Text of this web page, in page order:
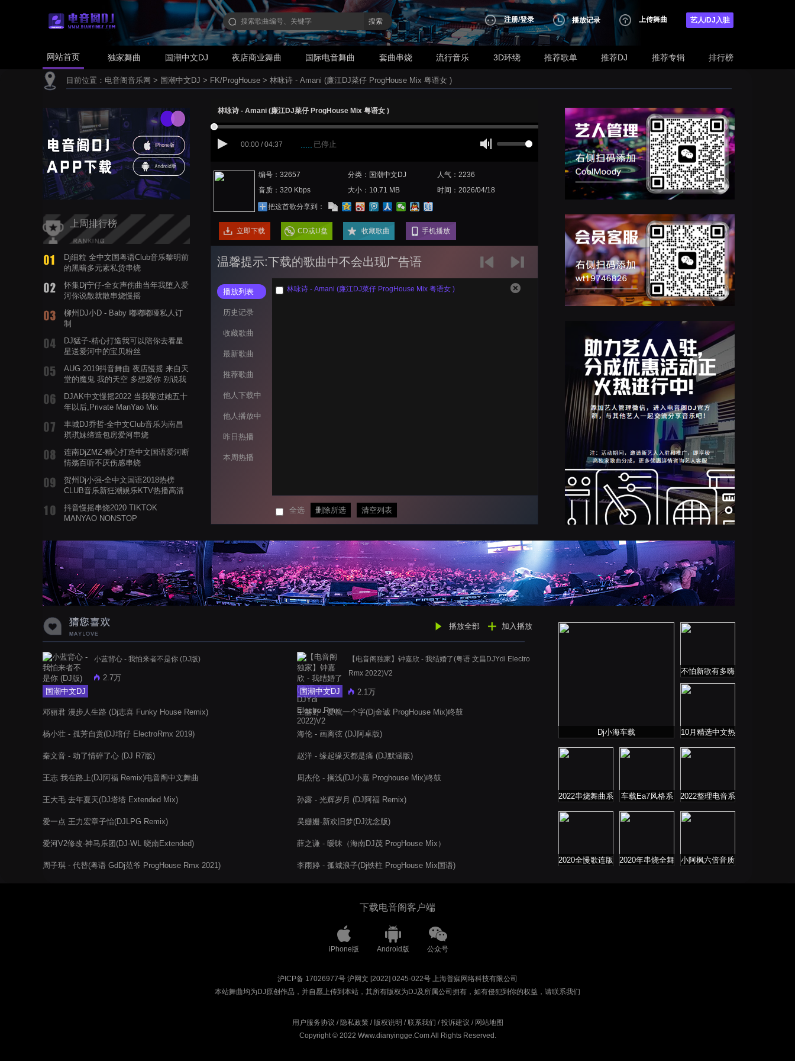
搜索 注册/登录 播放记录 上传舞曲 艺人/DJ入驻
网站首页 独家舞曲 国潮中文DJ 夜店商业舞曲 国际电音舞曲 套曲串烧 流行音乐 3D环绕 推荐歌单 推荐DJ 推荐专辑 排行榜
目前位置： 电音阁音乐网 > 国潮中文DJ > FK/ProgHouse > 林咏诗 - Amani (廉江DJ菜仔 ProgHouse Mix 粤语女 )
上周排行榜
Dj细粒 全中文国粤语Club音乐黎明前
的黑暗多元素私货串烧
怀集Dj宁仔-全女声伤曲当年我堕入爱
河你说散就散串烧慢摇
柳州DJ小D - Baby 嘟嘟嘟哑私人订
制
DJ猛子-精心打造我可以陪你去看星
星送爱河中的宝贝粉丝
AUG 2019抖音舞曲 夜店慢摇 来自天
堂的魔鬼 我的天空 多想爱你 别说我
DJAK中文慢摇2022 当我娶过她五十
年以后,Private ManYao Mix
丰城DJ乔哲-全中文Club音乐为南昌
琪琪妹缔造包房爱河串烧
连南DjZMZ-精心打造中文国语爱河断
情殇百听不厌伤感串烧
贺州Dj小强-全中文国语2018热榜
CLUB音乐新狂潮娱乐KTV热播高清
抖音慢摇串烧2020 TIKTOK
MANYAO NONSTOP
蝉爸爸妈妈爱存在夏天的风是想你的
声音啊
林咏诗 - Amani (廉江DJ菜仔 ProgHouse Mix 粤语女 )
00:00 / 04:37 已停止
编号：32657 分类：国潮中文DJ
人气：2236
音质：320 Kbps
大小：10.71 MB
时间：2026/04/18
把这首歌分享到：
立即下载 CD或U盘 收藏歌曲 手机播放
温馨提示:下载的歌曲中不会出现广告语
播放列表
历史记录
收藏歌曲
最新歌曲
推荐歌曲
他人下载中
他人播放中
昨日热播
本周热播
林咏诗 - Amani (廉江DJ菜仔 ProgHouse Mix 粤语女 )
全选 删除所选 清空列表
播放全部 加入播放
国潮中文DJ
小蓝背心 - 我怕来者不是你 (DJ版)
2.7万
邓丽君 漫步人生路 (Dj志喜 Funky House Remix)
杨小壮 - 孤芳自赏(DJ培仔 ElectroRmx 2019)
秦文音 - 动了情碎了心 (DJ R7版)
王志 我在路上(DJ阿福 Remix)电音阁中文舞曲
王大毛 去年夏天(DJ塔塔 Extended Mix)
爱一点 王力宏章子怡(DJLPG Remix)
爱河V2修改-神马乐团(DJ-WL 晓南Extended)
周子琪 - 代替(粤语 GdDj范爷 ProgHouse Rmx 2021)
国潮中文DJ
【电音阁独家】钟嘉欣 - 我结婚了(粤语 文昌DJYdi Electro
Rmx 2022)V2
2.1万
王赫野 - 爱就一个字(Dj金诚 ProgHouse Mix)咚鼓
海伦 - 画离弦 (DJ阿卓版)
赵洋 - 缘起缘灭都是痛 (DJ默涵版)
周杰伦 - 搁浅(DJ小嘉 Proghouse Mix)咚鼓
孙露 - 光辉岁月 (DJ阿福 Remix)
吴姗姗-新欢旧梦(DJ沈念版)
薛之谦 - 暧昧（海南DJ茂 ProgHouse Mix）
李雨婷 - 孤城浪子(Dj铁柱 ProgHouse Mix国语)
Dj小海车载
不怕新歌有多嗨
就怕老歌带DJ
10月精选中文热
2022串烧舞曲系
车载Ea7风格系
2022整理电音系
2020全慢歌连版
2020年串烧全舞
小阿枫六倍音质
下载电音阁客户端
iPhone版 Android版 公众号
沪ICP备 17026977号 沪网文 [2022] 0245-022号 上海普寐网络科技有限公司
本站舞曲均为DJ原创作品，并自愿上传到本站，其所有版权为DJ及所属公司拥有，如有侵犯到你的权益，请联系我们
用户服务协议 / 隐私政策/ 版权说明 /联系我们 /投诉建议 / 网站地图
Copyright © 2022 Www.dianyingge.Com All Rights Reserved.